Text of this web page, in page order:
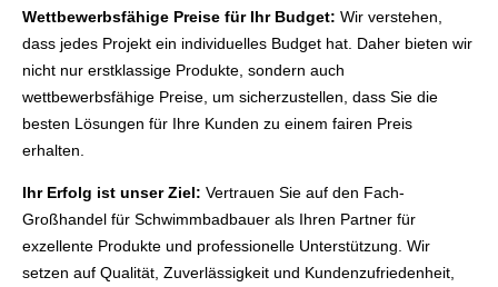
Wettbewerbsfähige Preise für Ihr Budget: Wir verstehen,
dass jedes Projekt ein individuelles Budget hat. Daher bieten wir
nicht nur erstklassige Produkte, sondern auch
wettbewerbsfähige Preise, um sicherzustellen, dass Sie die
besten Lösungen für Ihre Kunden zu einem fairen Preis
erhalten.
Ihr Erfolg ist unser Ziel: Vertrauen Sie auf den Fach-
Großhandel für Schwimmbadbauer als Ihren Partner für
exzellente Produkte und professionelle Unterstützung. Wir
setzen auf Qualität, Zuverlässigkeit und Kundenzufriedenheit,